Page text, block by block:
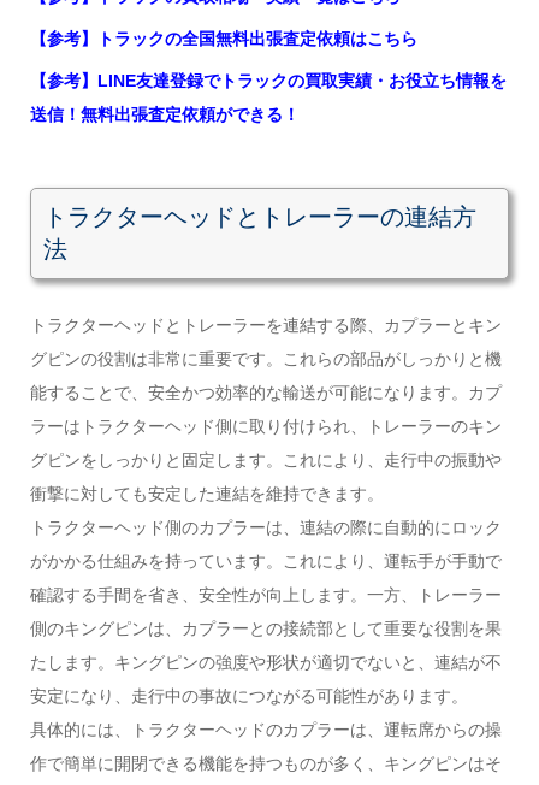
【参考】トラックの全国無料出張査定依頼はこちら
【参考】LINE友達登録でトラックの買取実績・お役立ち情報を
送信！無料出張査定依頼ができる！
トラクターヘッドとトレーラーの連結方
法
トラクターヘッドとトレーラーを連結する際、カプラーとキン
グピンの役割は非常に重要です。これらの部品がしっかりと機
能することで、安全かつ効率的な輸送が可能になります。カプ
ラーはトラクターヘッド側に取り付けられ、トレーラーのキン
グピンをしっかりと固定します。これにより、走行中の振動や
衝撃に対しても安定した連結を維持できます。
トラクターヘッド側のカプラーは、連結の際に自動的にロック
がかかる仕組みを持っています。これにより、運転手が手動で
確認する手間を省き、安全性が向上します。一方、トレーラー
側のキングピンは、カプラーとの接続部として重要な役割を果
たします。キングピンの強度や形状が適切でないと、連結が不
安定になり、走行中の事故につながる可能性があります。
具体的には、トラクターヘッドのカプラーは、運転席からの操
作で簡単に開閉できる機能を持つものが多く、キングピンはそ